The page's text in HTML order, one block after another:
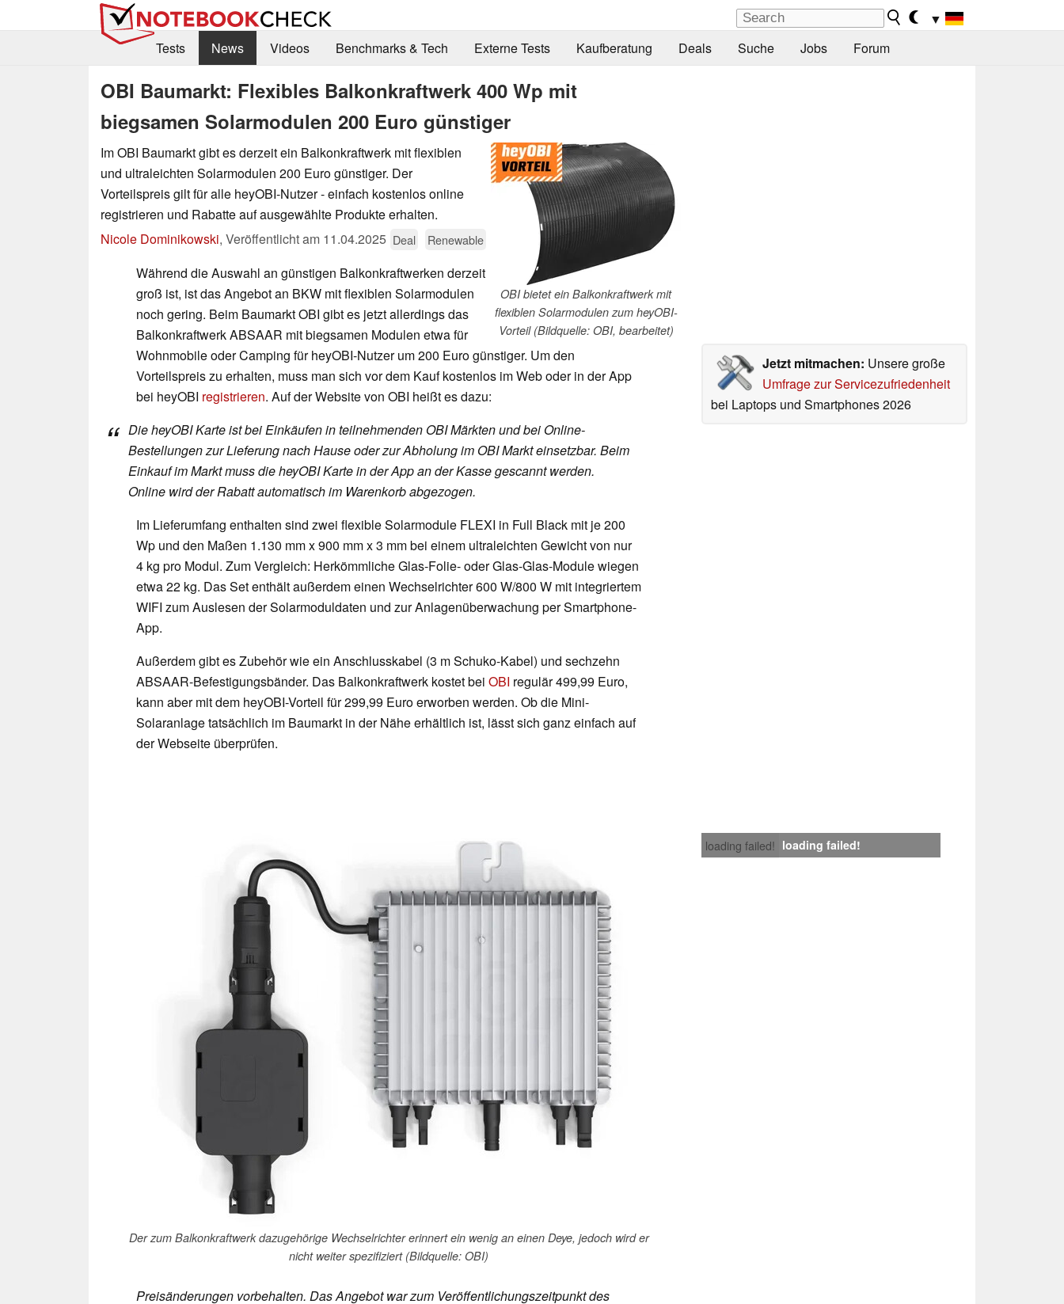
▼
Tests
News Videos Benchmarks & Tech Externe Tests Kaufberatung Deals Suche Jobs Forum
OBI Baumarkt: Flexibles Balkonkraftwerk 400 Wp mit
biegsamen Solarmodulen 200 Euro günstiger
OBI bietet ein Balkonkraftwerk mit
flexiblen Solarmodulen zum heyOBI-
Vorteil (Bildquelle: OBI, bearbeitet)
Im OBI Baumarkt gibt es derzeit ein Balkonkraftwerk mit flexiblen
und ultraleichten Solarmodulen 200 Euro günstiger. Der
Vorteilspreis gilt für alle heyOBI-Nutzer - einfach kostenlos online
registrieren und Rabatte auf ausgewählte Produkte erhalten.
Nicole Dominikowski, Veröffentlicht am 11.04.2025 Deal Renewable
Jetzt mitmachen: Unsere große
Umfrage zur Servicezufriedenheit
bei Laptops und Smartphones 2026
Während die Auswahl an günstigen Balkonkraftwerken derzeit
groß ist, ist das Angebot an BKW mit flexiblen Solarmodulen
noch gering. Beim Baumarkt OBI gibt es jetzt allerdings das
Balkonkraftwerk ABSAAR mit biegsamen Modulen etwa für
Wohnmobile oder Camping für heyOBI-Nutzer um 200 Euro günstiger. Um den
Vorteilspreis zu erhalten, muss man sich vor dem Kauf kostenlos im Web oder in der App
bei heyOBI registrieren. Auf der Website von OBI heißt es dazu:
Die heyOBI Karte ist bei Einkäufen in teilnehmenden OBI Märkten und bei Online-
Bestellungen zur Lieferung nach Hause oder zur Abholung im OBI Markt einsetzbar. Beim
Einkauf im Markt muss die heyOBI Karte in der App an der Kasse gescannt werden.
Online wird der Rabatt automatisch im Warenkorb abgezogen.
Im Lieferumfang enthalten sind zwei flexible Solarmodule FLEXI in Full Black mit je 200
Wp und den Maßen 1.130 mm x 900 mm x 3 mm bei einem ultraleichten Gewicht von nur
4 kg pro Modul. Zum Vergleich: Herkömmliche Glas-Folie- oder Glas-Glas-Module wiegen
etwa 22 kg. Das Set enthält außerdem einen Wechselrichter 600 W/800 W mit integriertem
WIFI zum Auslesen der Solarmoduldaten und zur Anlagenüberwachung per Smartphone-
App.
Außerdem gibt es Zubehör wie ein Anschlusskabel (3 m Schuko-Kabel) und sechzehn
ABSAAR-Befestigungsbänder. Das Balkonkraftwerk kostet bei OBI regulär 499,99 Euro,
kann aber mit dem heyOBI-Vorteil für 299,99 Euro erworben werden. Ob die Mini-
Solaranlage tatsächlich im Baumarkt in der Nähe erhältlich ist, lässt sich ganz einfach auf
der Webseite überprüfen.
loading failed! loading failed!
Der zum Balkonkraftwerk dazugehörige Wechselrichter erinnert ein wenig an einen Deye, jedoch wird er
nicht weiter spezifiziert (Bildquelle: OBI)
Preisänderungen vorbehalten. Das Angebot war zum Veröffentlichungszeitpunkt des